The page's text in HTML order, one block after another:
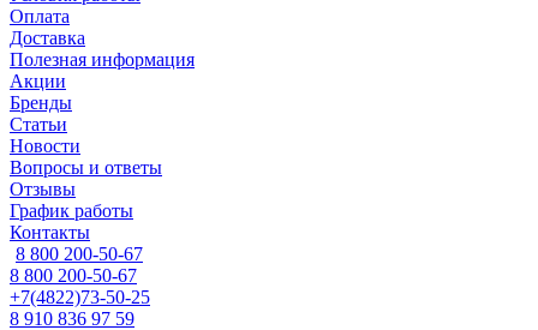
Оплата
Доставка
Полезная информация
Акции
Бренды
Статьи
Новости
Вопросы и ответы
Отзывы
График работы
Контакты
8 800 200-50-67
8 800 200-50-67
+7(4822)73-50-25
8 910 836 97 59